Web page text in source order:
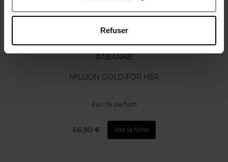
Refuser
RABANNE
MILLION GOLD FOR HER
Eau de parfum
66,90 € Voir la fiche